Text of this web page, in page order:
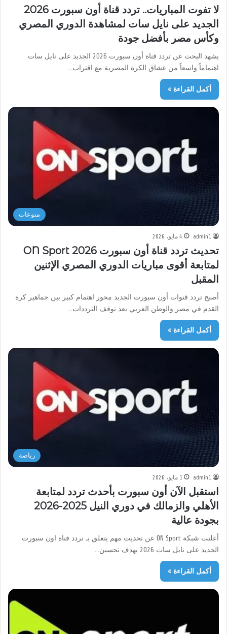
لا تفوت المباريات.. تردد قناة أون سبورت 2026
الجديد على نايل سات لمشاهدة الدوري المصري
وكأس مصر بأفضل جودة
يشهد البحث عن تردد قناة أون سبورت 2026 الجديد على نايل سات
اهتماماً واسعاً من عشاق الكرة المصرية مع اقتراب…
أكمل القراءة »
منوعات
admin1 4 مايو، 2026
تحديث تردد قناة أون سبورت ON Sport 2026
لمتابعة أقوى مباريات الدوري المصري الإثنين
المقبل
أصبح تردد قنوات أون سبورت الجديد محور اهتمام كبير بين جماهير كرة
القدم في مصر والوطن العربي بعد توقف الترددات…
أكمل القراءة »
رياضة
admin1 1 مايو، 2026
استقبل الآن أون سبورت بأحدث تردد لمتابعة
الأهلي والزمالك في دوري النيل 2025-2026
بجودة عالية
أعلنت شبكة ON Sport عن تحديث مهم يتعلق بـ تردد قناة اون سبورت
الجديد على نايل سات 2026 بهدف تحسين…
أكمل القراءة »